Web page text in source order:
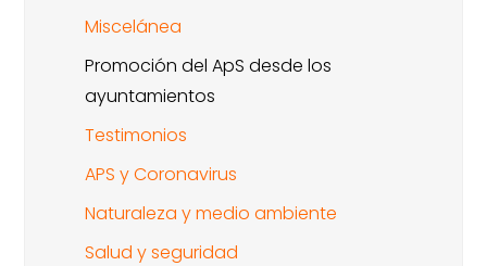
Miscelánea
Promoción del ApS desde los
ayuntamientos
Testimonios
APS y Coronavirus
Naturaleza y medio ambiente
Salud y seguridad